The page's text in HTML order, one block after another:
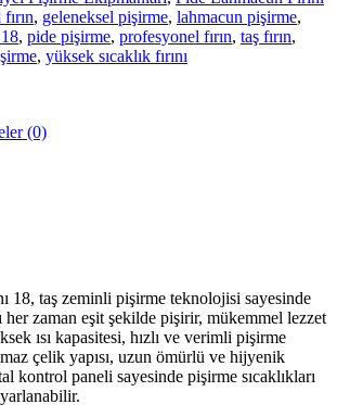
, geleneksel pişirme, lahmacun pişirme,
, pide pişirme, profesyonel fırın, taş fırın,
, yüksek sıcaklık fırını
(0)
18, taş zeminli pişirme teknolojisi sayesinde
her zaman eşit şekilde pişirir, mükemmel lezzet
ısı kapasitesi, hızlı ve verimli pişirme
çelik yapısı, uzun ömürlü ve hijyenik
kontrol paneli sayesinde pişirme sıcaklıkları